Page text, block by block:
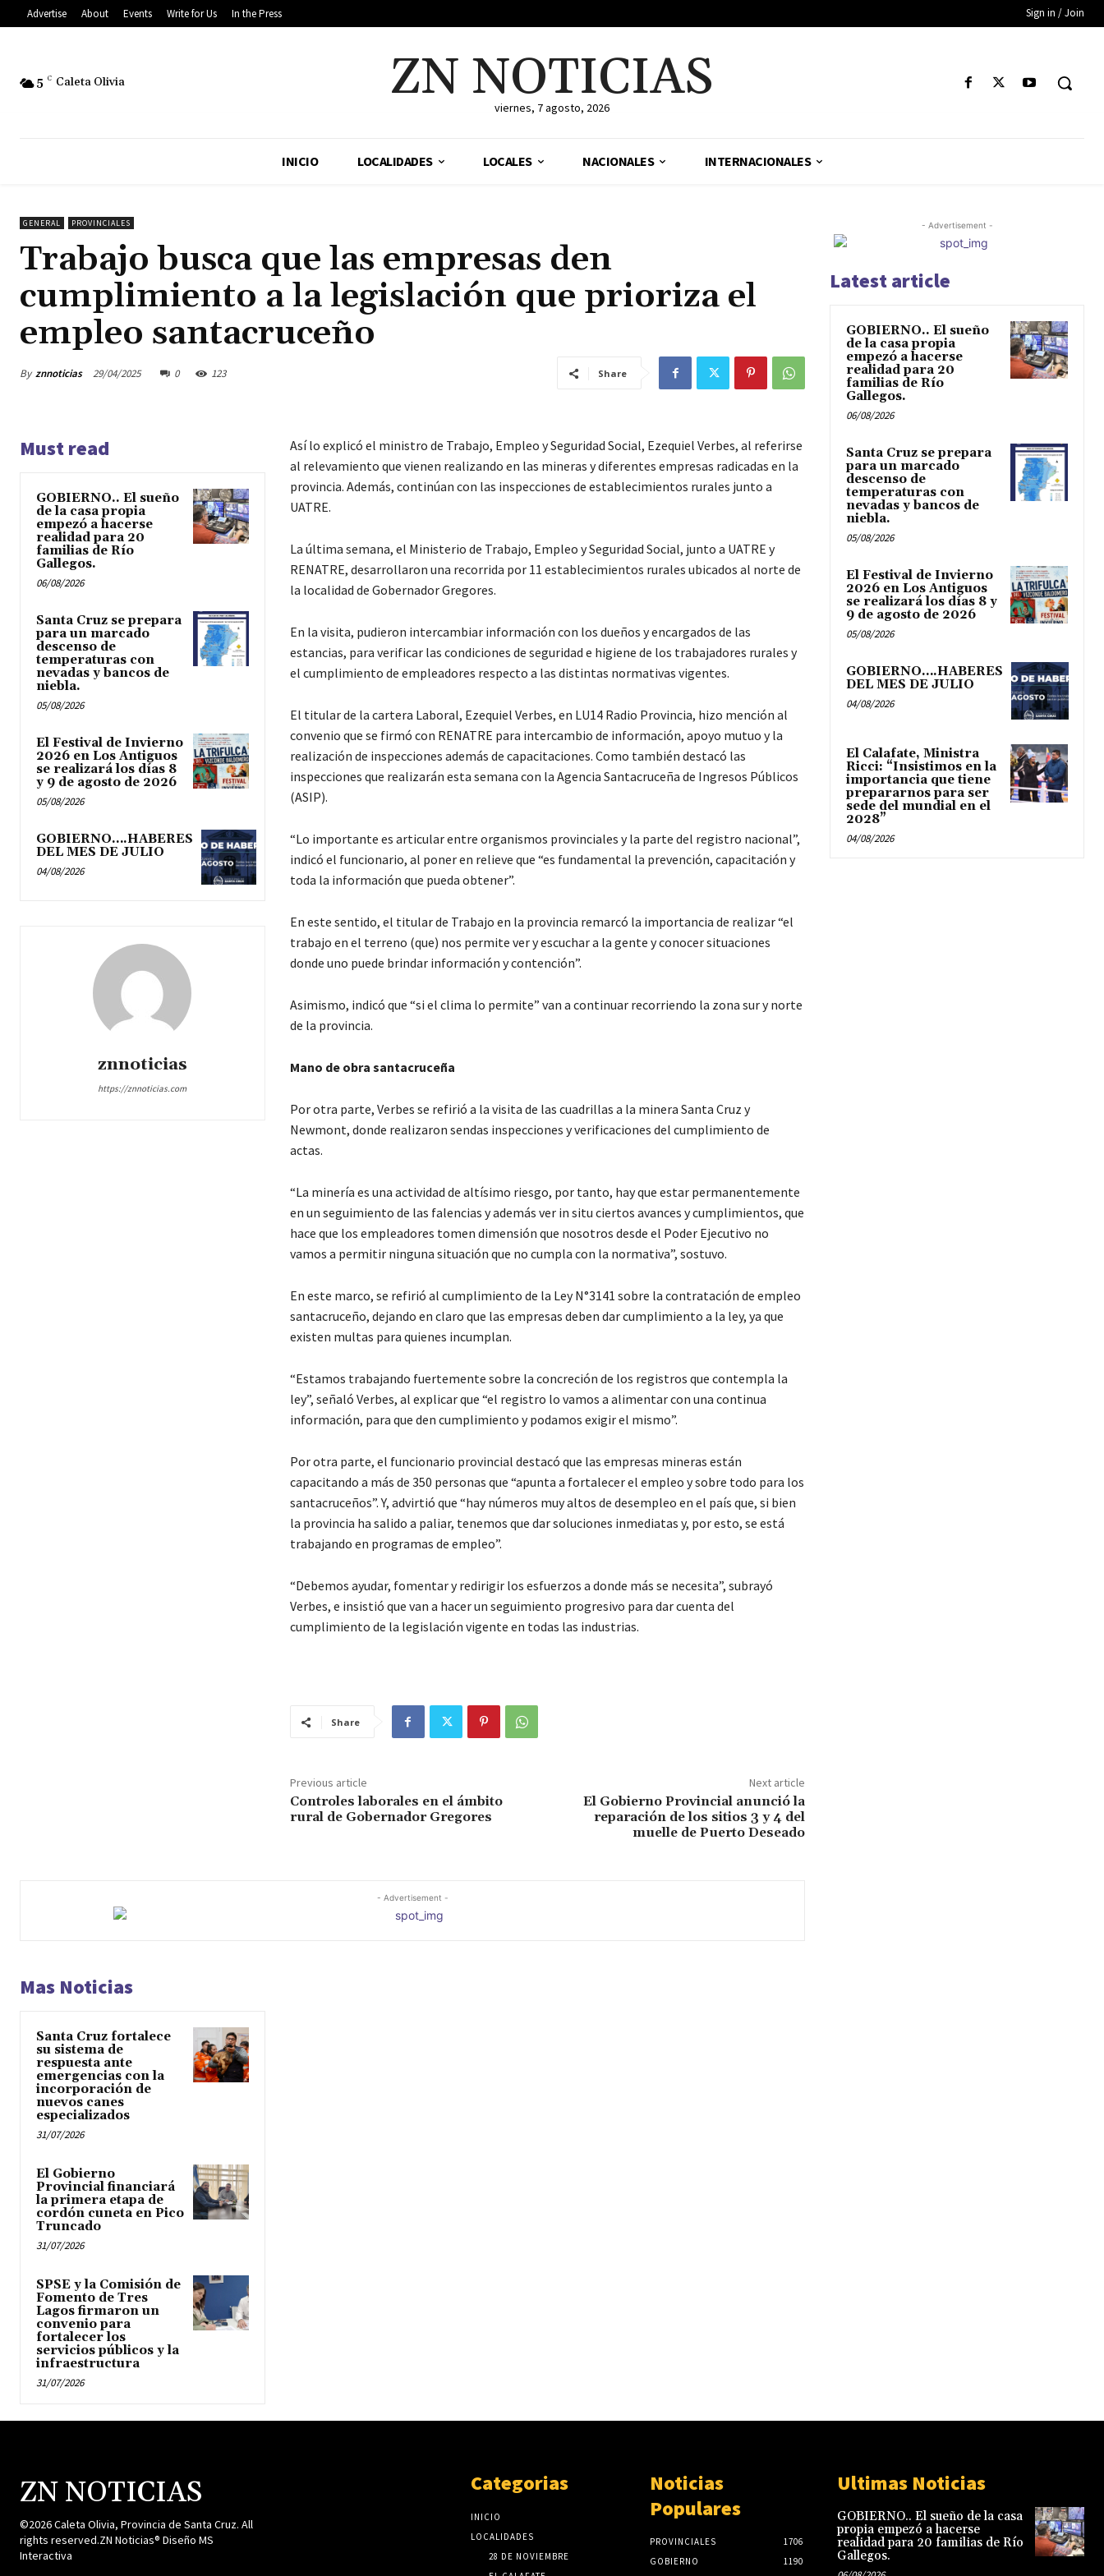
Advertise About Events Write for Us In the Press Sign in / Join
5 C Caleta Olivia ZN NOTICIAS
viernes, 7 agosto, 2026
INICIO LOCALIDADES LOCALES NACIONALES INTERNACIONALES
GENERAL PROVINCIALES
Trabajo busca que las empresas den
cumplimiento a la legislación que prioriza el
empleo santacruceño
By znnoticias 29/04/2025 0 123 Share
Must read
GOBIERNO.. El sueño
de la casa propia
empezó a hacerse
realidad para 20
familias de Río
Gallegos.
06/08/2026
Santa Cruz se prepara
para un marcado
descenso de
temperaturas con
nevadas y bancos de
niebla.
05/08/2026
El Festival de Invierno
2026 en Los Antiguos
se realizará los días 8
y 9 de agosto de 2026
05/08/2026
GOBIERNO….HABERES
DEL MES DE JULIO
04/08/2026
znnoticias
https://znnoticias.com
Así lo explicó el ministro de Trabajo, Empleo y Seguridad Social, Ezequiel Verbes, al referirse
al relevamiento que vienen realizando en las mineras y diferentes empresas radicadas en la
provincia. Además, continúan con las inspecciones de establecimientos rurales junto a
UATRE.
La última semana, el Ministerio de Trabajo, Empleo y Seguridad Social, junto a UATRE y
RENATRE, desarrollaron una recorrida por 11 establecimientos rurales ubicados al norte de
la localidad de Gobernador Gregores.
En la visita, pudieron intercambiar información con los dueños y encargados de las
estancias, para verificar las condiciones de seguridad e higiene de los trabajadores rurales y
el cumplimiento de empleadores respecto a las distintas normativas vigentes.
El titular de la cartera Laboral, Ezequiel Verbes, en LU14 Radio Provincia, hizo mención al
convenio que se firmó con RENATRE para intercambio de información, apoyo mutuo y la
realización de inspecciones además de capacitaciones. Como también destacó las
inspecciones que realizarán esta semana con la Agencia Santacruceña de Ingresos Públicos
(ASIP).
“Lo importante es articular entre organismos provinciales y la parte del registro nacional”,
indicó el funcionario, al poner en relieve que “es fundamental la prevención, capacitación y
toda la información que pueda obtener”.
En este sentido, el titular de Trabajo en la provincia remarcó la importancia de realizar “el
trabajo en el terreno (que) nos permite ver y escuchar a la gente y conocer situaciones
donde uno puede brindar información y contención”.
Asimismo, indicó que “si el clima lo permite” van a continuar recorriendo la zona sur y norte
de la provincia.
Mano de obra santacruceña
Por otra parte, Verbes se refirió a la visita de las cuadrillas a la minera Santa Cruz y
Newmont, donde realizaron sendas inspecciones y verificaciones del cumplimiento de
actas.
“La minería es una actividad de altísimo riesgo, por tanto, hay que estar permanentemente
en un seguimiento de las falencias y además ver in situ ciertos avances y cumplimientos, que
hace que los empleadores tomen dimensión que nosotros desde el Poder Ejecutivo no
vamos a permitir ninguna situación que no cumpla con la normativa”, sostuvo.
En este marco, se refirió al cumplimiento de la Ley N°3141 sobre la contratación de empleo
santacruceño, dejando en claro que las empresas deben dar cumplimiento a la ley, ya que
existen multas para quienes incumplan.
“Estamos trabajando fuertemente sobre la concreción de los registros que contempla la
ley”, señaló Verbes, al explicar que “el registro lo vamos a alimentar con una continua
información, para que den cumplimiento y podamos exigir el mismo”.
Por otra parte, el funcionario provincial destacó que las empresas mineras están
capacitando a más de 350 personas que “apunta a fortalecer el empleo y sobre todo para los
santacruceños”. Y, advirtió que “hay números muy altos de desempleo en el país que, si bien
la provincia ha salido a paliar, tenemos que dar soluciones inmediatas y, por esto, se está
trabajando en programas de empleo”.
“Debemos ayudar, fomentar y redirigir los esfuerzos a donde más se necesita”, subrayó
Verbes, e insistió que van a hacer un seguimiento progresivo para dar cuenta del
cumplimiento de la legislación vigente en todas las industrias.
Share
Previous article
Controles laborales en el ámbito
rural de Gobernador Gregores
Next article
El Gobierno Provincial anunció la
reparación de los sitios 3 y 4 del
muelle de Puerto Deseado
- Advertisement -
Mas Noticias
Santa Cruz fortalece
su sistema de
respuesta ante
emergencias con la
incorporación de
nuevos canes
especializados
31/07/2026
El Gobierno
Provincial financiará
la primera etapa de
cordón cuneta en Pico
Truncado
31/07/2026
SPSE y la Comisión de
Fomento de Tres
Lagos firmaron un
convenio para
fortalecer los
servicios públicos y la
infraestructura
31/07/2026
- Advertisement -
Latest article
GOBIERNO.. El sueño
de la casa propia
empezó a hacerse
realidad para 20
familias de Río
Gallegos.
06/08/2026
Santa Cruz se prepara
para un marcado
descenso de
temperaturas con
nevadas y bancos de
niebla.
05/08/2026
El Festival de Invierno
2026 en Los Antiguos
se realizará los días 8 y
9 de agosto de 2026
05/08/2026
GOBIERNO….HABERES
DEL MES DE JULIO
04/08/2026
El Calafate, Ministra
Ricci: “Insistimos en la
importancia que tiene
prepararnos para ser
sede del mundial en el
2028”
04/08/2026
ZN NOTICIAS
©2026 Caleta Olivia, Provincia de Santa Cruz. All
rights reserved.ZN Noticias® Diseño MS
Interactiva
Categorias
INICIO
LOCALIDADES
28 DE NOVIEMBRE
Noticias
Populares
PROVINCIALES
1706
GOBIERNO
1190
Ultimas Noticias
GOBIERNO.. El sueño de la casa
propia empezó a hacerse
realidad para 20 familias de Río
Gallegos.